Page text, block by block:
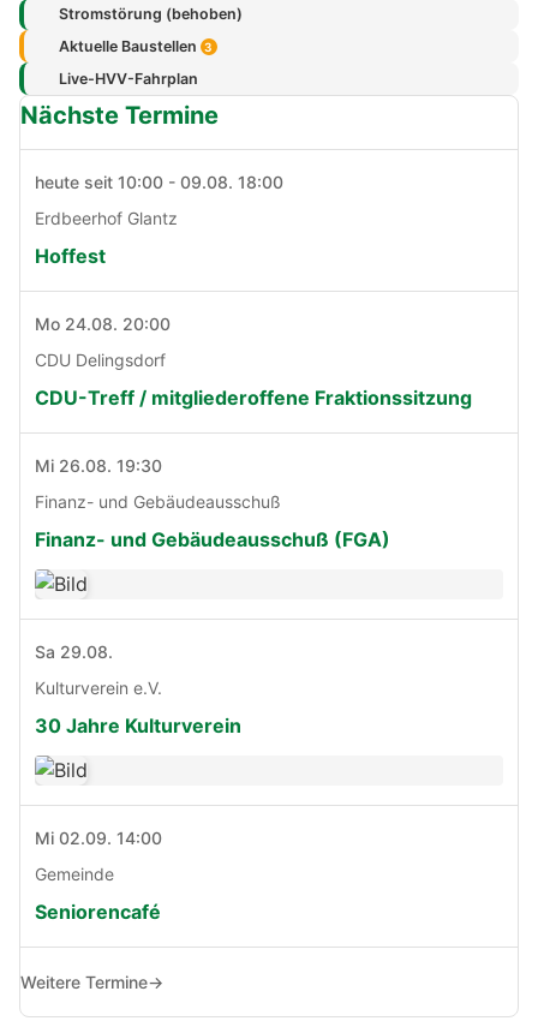
Stromstörung (behoben)
Aktuelle Baustellen 3
Live-HVV-Fahrplan
Nächste Termine
heute seit 10:00 - 09.08. 18:00
Erdbeerhof Glantz
Hoffest
Mo 24.08. 20:00
CDU Delingsdorf
CDU-Treff / mitgliederoffene Fraktionssitzung
Mi 26.08. 19:30
Finanz- und Gebäudeausschuß
Finanz- und Gebäudeausschuß (FGA)
Sa 29.08.
Kulturverein e.V.
30 Jahre Kulturverein
Mi 02.09. 14:00
Gemeinde
Seniorencafé
Weitere Termine→